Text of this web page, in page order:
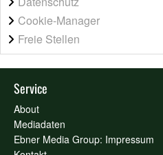
Cookie-Manager
Freie Stellen
Service
About
Mediadaten
Ebner Media Group: Impressum